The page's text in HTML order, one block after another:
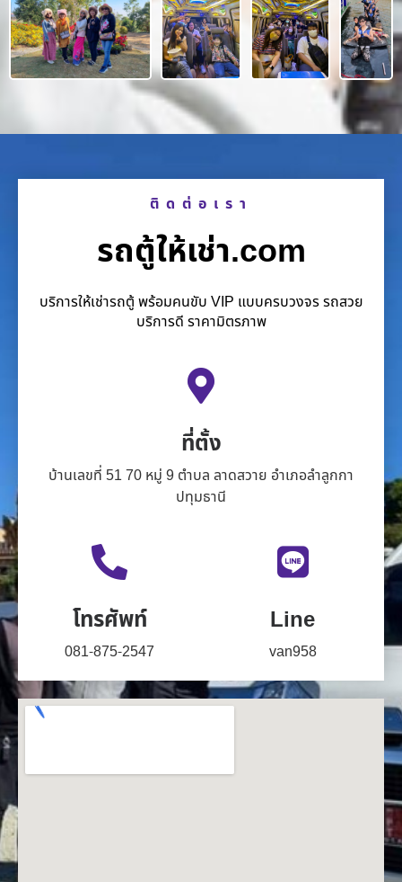
ติดต่อเรา
รถตู้ให้เช่า.com
บริการให้เช่ารถตู้ พร้อมคนขับ VIP แบบครบวงจร รถสวย
บริการดี ราคามิตรภาพ
ที่ตั้ง
บ้านเลขที่ 51 70 หมู่ 9 ตำบล ลาดสวาย อำเภอลำลูกกา
ปทุมธานี
โทรศัพท์
081-875-2547
Line
van958